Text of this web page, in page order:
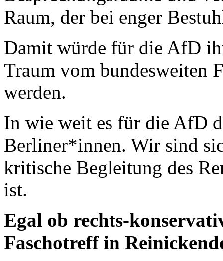
Raum, der bei enger
Damit würde für die AfD
Traum vom bundesweiten
werden.
In wie weit es für die AfD
Berliner*innen. Wir sind
kritische Begleitung des
ist.
Egal ob rechts-
Faschotreff in